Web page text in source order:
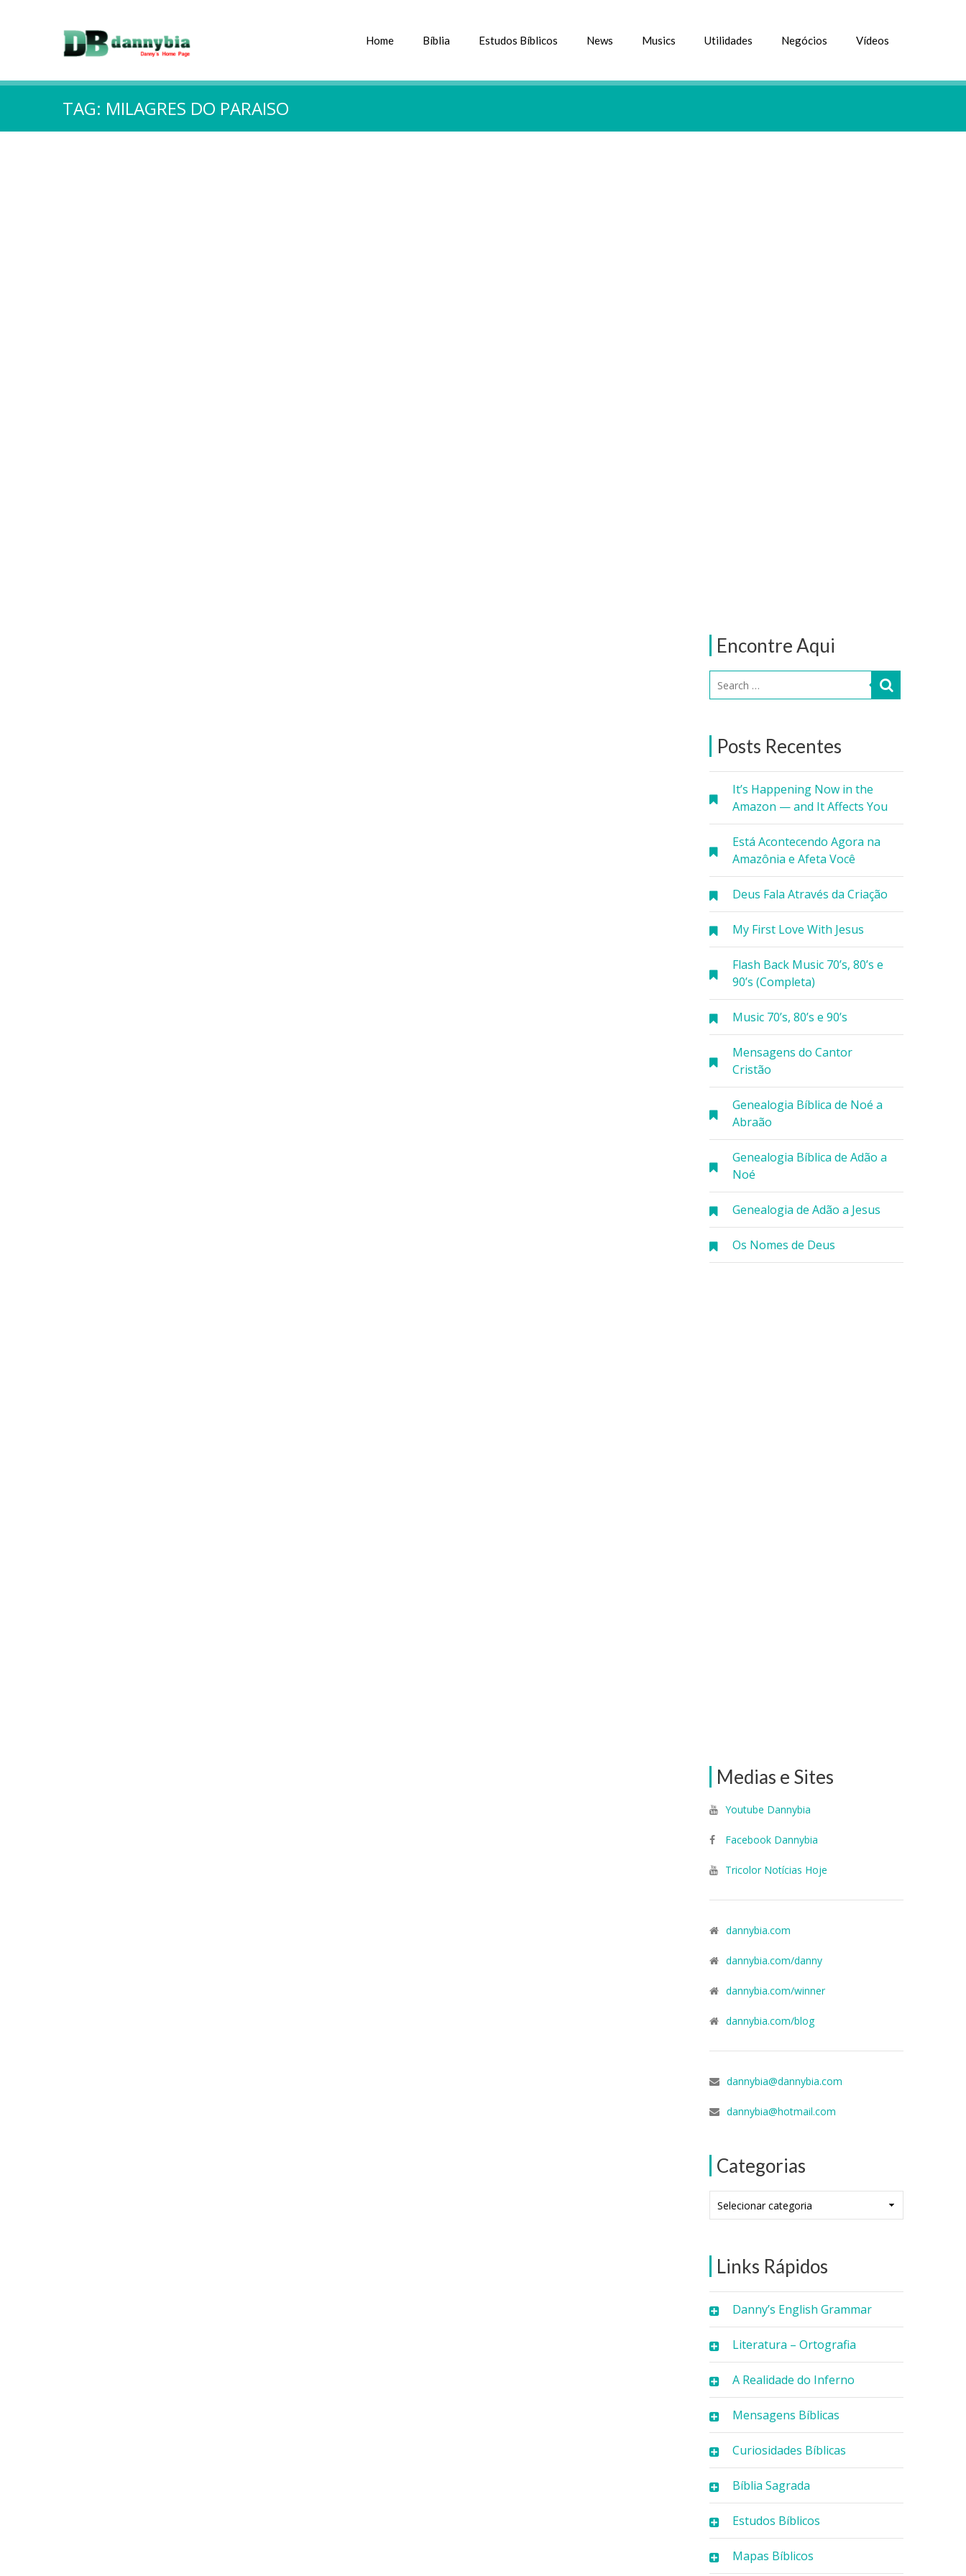
Home Bíblia Estudos Bíblicos News Musics Utilidades Negócios Vídeos
TAG: MILAGRES DO PARAISO
Encontre Aqui
Posts Recentes
It’s Happening Now in the
Amazon — and It Affects You
Está Acontecendo Agora na
Amazônia e Afeta Você
Deus Fala Através da Criação
My First Love With Jesus
Flash Back Music 70’s, 80’s e
90’s (Completa)
Music 70’s, 80’s e 90’s
Mensagens do Cantor
Cristão
Genealogia Bíblica de Noé a
Abraão
Genealogia Bíblica de Adão a
Noé
Genealogia de Adão a Jesus
Os Nomes de Deus
Medias e Sites
Youtube Dannybia
Facebook Dannybia
Tricolor Notícias Hoje
dannybia.com
dannybia.com/danny
dannybia.com/winner
dannybia.com/blog
dannybia@dannybia.com
dannybia@hotmail.com
Categorias
Links Rápidos
Danny’s English Grammar
Literatura – Ortografia
A Realidade do Inferno
Mensagens Bíblicas
Curiosidades Bíblicas
Bíblia Sagrada
Estudos Bíblicos
Mapas Bíblicos